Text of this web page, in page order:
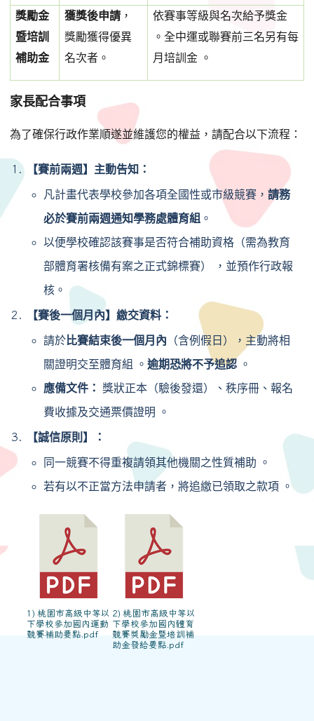
獎勵金
暨培訓
補助金
獲獎後申請 ，
獎勵獲得優異
名次者。
依賽事等級與名次給予獎金
。全中運或聯賽前三名另有每
月培訓金 。
家長配合事項
為了確保行政作業順遂並維護您的權益，請配合以下流程：
【賽前兩週】主動告知：
凡計畫代表學校參加各項全國性或市級競賽， 請務
必於賽前兩週通知學務處體育組 。
以便學校確認該賽事是否符合補助資格（需為教育
部體育署核備有案之正式錦標賽） ，並預作行政報
核。
【賽後一個月內】繳交資料：
請於 比賽結束後一個月內 （含例假日），主動將相
關證明交至體育組 。 逾期恐將不予追認 。
應備文件： 獎狀正本（驗後發還）、秩序冊、報名
費收據及交通票價證明 。
【誠信原則】：
同一競賽不得重複請領其他機關之性質補助 。
若有以不正當方法申請者，將追繳已領取之款項 。
1) 桃園市高級中等以
下學校參加國內運動
競賽補助要點.pdf
2) 桃園市高級中等以
下學校參加國內體育
競賽獎勵金暨培訓補
助金發給要點.pdf